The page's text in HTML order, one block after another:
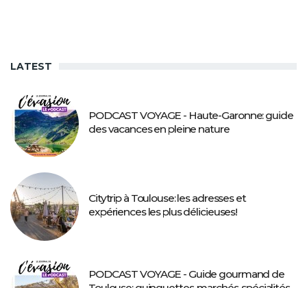
LATEST
PODCAST VOYAGE - Haute-Garonne: guide
des vacances en pleine nature
Citytrip à Toulouse: les adresses et
expériences les plus délicieuses!
PODCAST VOYAGE - Guide gourmand de